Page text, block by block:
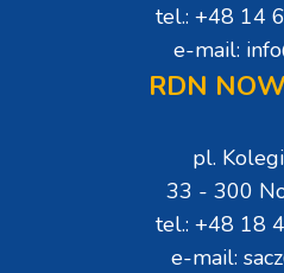
tel.: +48 14
e-mail:
RDN
pl.
33 - 300
tel.: +48 18
e-mail: